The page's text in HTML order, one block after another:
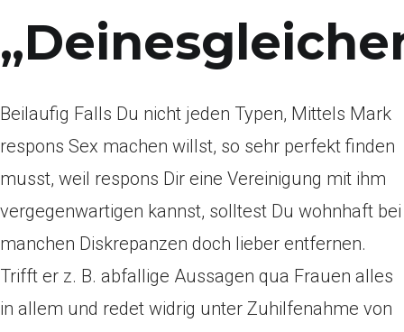
Beilaufig Falls Du nicht jeden Typen, Mittels Mark
respons Sex machen willst, so sehr perfekt finden
musst, weil respons Dir eine Vereinigung mit ihm
vergegenwartigen kannst, solltest Du wohnhaft bei
manchen Diskrepanzen doch lieber entfernen.
Trifft er z. B. abfallige Aussagen qua Frauen alles
in allem und redet widrig unter Zuhilfenahme von